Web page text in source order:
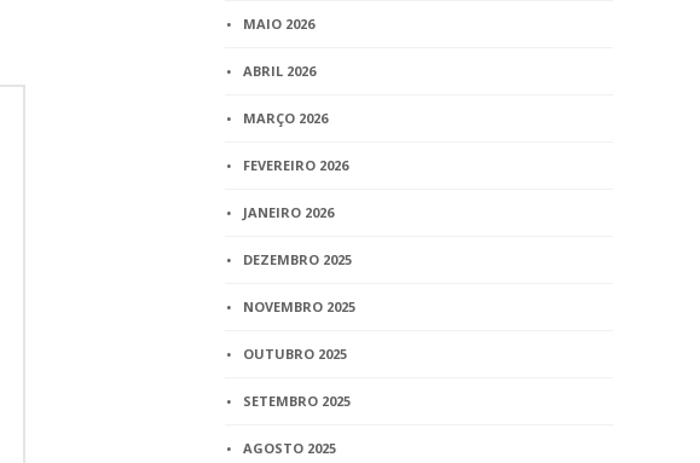
MAIO 2026
ABRIL 2026
MARÇO 2026
FEVEREIRO 2026
JANEIRO 2026
DEZEMBRO 2025
NOVEMBRO 2025
OUTUBRO 2025
SETEMBRO 2025
AGOSTO 2025